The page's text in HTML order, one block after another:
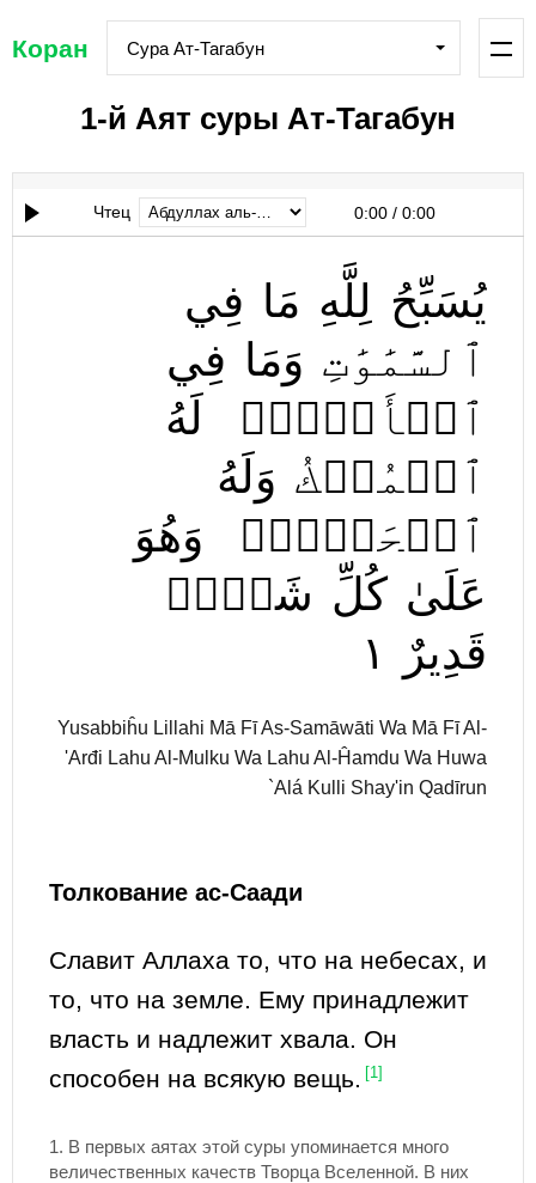
Коран Сура Ат-Тагабун
1-й Аят суры Ат-Тагабун
Чтец 0:00 / 0:00
يُسَبِّحُ لِلَّهِ مَا فِي
ٱلسَّمَٰوَٰتِ وَمَا فِي
ٱلۡأَرۡضِۖ
لَهُ
ٱلۡمُلۡكُ وَلَهُ
ٱلۡحَمۡدُۖ
وَهُوَ
عَلَىٰ كُلِّ شَيۡءٖ
قَدِيرٌ
١
Yusabbiĥu Lillahi Mā Fī As-Samāwāti Wa Mā Fī Al-
'Arđi Lahu Al-Mulku Wa Lahu Al-Ĥamdu Wa Huwa
`Alá Kulli Shay'in Qadīrun
Толкование ас-Саади
Славит Аллаха то, что на небесах, и
то, что на земле. Ему принадлежит
власть и надлежит хвала. Он
способен на всякую вещь.
[1]
1. В первых аятах этой суры упоминается много
величественных качеств Творца Вселенной. В них